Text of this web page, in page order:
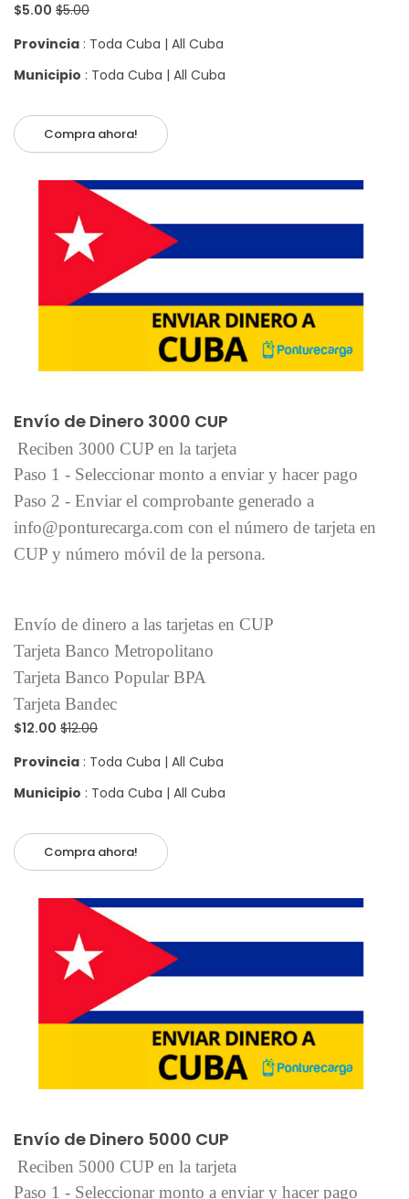
$5.00 $5.00
Provincia : Toda Cuba | All Cuba
Municipio : Toda Cuba | All Cuba
Compra ahora!
Envío de Dinero 3000 CUP
Reciben 3000 CUP en la tarjeta
Paso 1 - Seleccionar monto a enviar y hacer pago
Paso 2 - Enviar el comprobante generado a
info@ponturecarga.com con el número de tarjeta en
CUP y número móvil de la persona.
Envío de dinero a las tarjetas en CUP
Tarjeta Banco Metropolitano
Tarjeta Banco Popular BPA
Tarjeta Bandec
$12.00 $12.00
Provincia : Toda Cuba | All Cuba
Municipio : Toda Cuba | All Cuba
Compra ahora!
Envío de Dinero 5000 CUP
Reciben 5000 CUP en la tarjeta
Paso 1 - Seleccionar monto a enviar y hacer pago